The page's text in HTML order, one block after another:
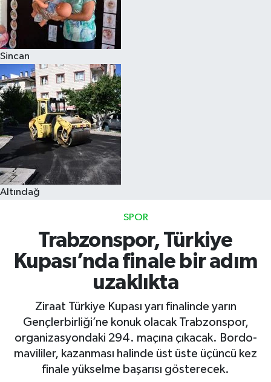
Sincan
Altındağ
SPOR
Trabzonspor, Türkiye
Kupası’nda finale bir adım
uzaklıkta
Ziraat Türkiye Kupası yarı finalinde yarın
Gençlerbirliği’ne konuk olacak Trabzonspor,
organizasyondaki 294. maçına çıkacak. Bordo-
mavililer, kazanması halinde üst üste üçüncü kez
finale yükselme başarısı gösterecek.